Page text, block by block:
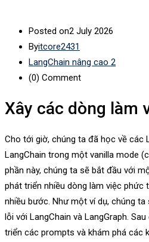
Posted on2 July 2026
Byitcore2431
LangChain nâng cao 2
(0) Comment
Xây các dòng làm
Cho tới giờ, chúng ta đã học về các
LangChain trong một vanilla mode
phần này, chúng ta sẽ bắt đầu với
phát triển nhiều dòng làm việc phức
nhiều bước. Như một ví dụ, chúng
lỗi với LangChain và LangGraph.
triển các prompts và khám phá các